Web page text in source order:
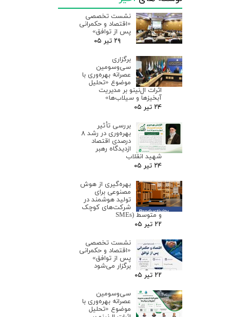
نشست تخصصی
«اقتصاد و حکمرانی
پس از توافق»
۲۹ تیر ۰۵
برگزاری
سی‌وسومین
عصرانه بهره‌وری با
موضوع «تحلیل
اثرات ال‌نینو بر مدیریت
آبخیزها و سیلاب‌ها»
۲۴ تیر ۰۵
بررسی تأثیر
بهره‌وری در رشد ۸
درصدی اقتصاد
ازدیدگاه رهبر
شهید انقلاب
۲۴ تیر ۰۵
بهره‌گیری از هوش
مصنوعی برای
تولید هوشمند در
شرکت‌های کوچک
و متوسط (SMEs
۲۲ تیر ۰۵
نشست تخصصی
«اقتصاد و حکمرانی
پس از توافق»
برگزار می‌شود
۲۲ تیر ۰۵
سی‌وسومین
عصرانه بهره‌وری با
موضوع «تحلیل